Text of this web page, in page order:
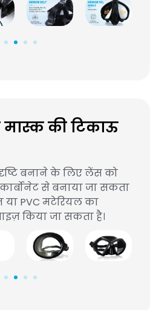
मास्क की टिकाऊ
बनाने के लिए लेंस को
से बनाया जा सकता
या PVC मटेरियल का
किया जा सकता है।